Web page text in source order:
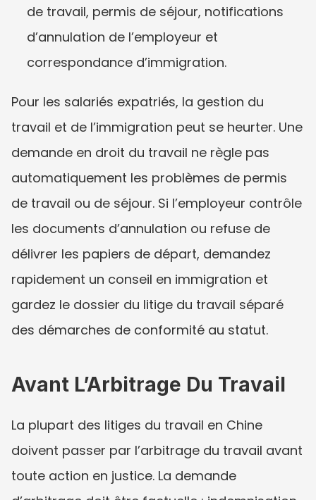
de travail, permis de séjour, notifications
d’annulation de l’employeur et
correspondance d’immigration.
Pour les salariés expatriés, la gestion du
travail et de l’immigration peut se heurter. Une
demande en droit du travail ne règle pas
automatiquement les problèmes de permis
de travail ou de séjour. Si l’employeur contrôle
les documents d’annulation ou refuse de
délivrer les papiers de départ, demandez
rapidement un conseil en immigration et
gardez le dossier du litige du travail séparé
des démarches de conformité au statut.
Avant L’Arbitrage Du Travail
La plupart des litiges du travail en Chine
doivent passer par l’arbitrage du travail avant
toute action en justice. La demande